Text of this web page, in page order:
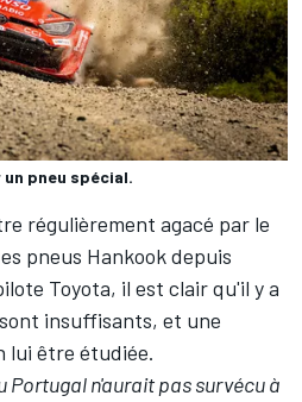
pneu spécial.
régulièrement agacé par le
pneus Hankook depuis
Toyota, il est clair qu'il y a
insuffisants, et une
lui être étudiée.
Portugal n'aurait pas survécu à